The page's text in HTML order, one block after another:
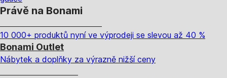
Právě na Bonami
10 000+ produktů nyní ve výprodeji se slevou až 40 %
Bonami Outlet
Nábytek a doplňky za výrazně nižší ceny